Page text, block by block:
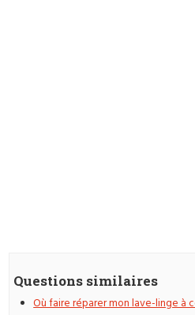
Questions similaires
Où faire réparer mon lave-linge à